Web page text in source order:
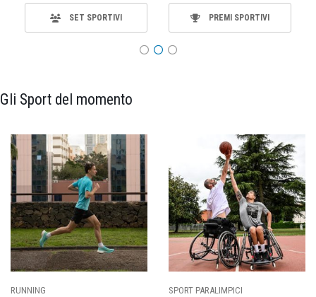
SET SPORTIVI PREMI SPORTIVI
Gli Sport del momento
RUNNING SPORT PARALIMPICI